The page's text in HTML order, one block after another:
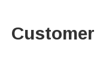
Customer